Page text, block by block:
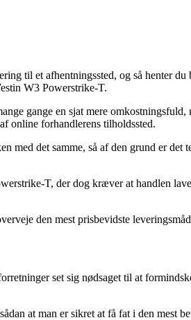
til et afhentningssted, og så henter
W3 Powerstrike-T.
gange en sjat mere
online forhandlerens tilholdssted.
med det samme, så af den grund er det
T, der dog kræver at handlen
den mest prisbevidste
set sig nødsaget til at
at man er sikret at få fat i den mest